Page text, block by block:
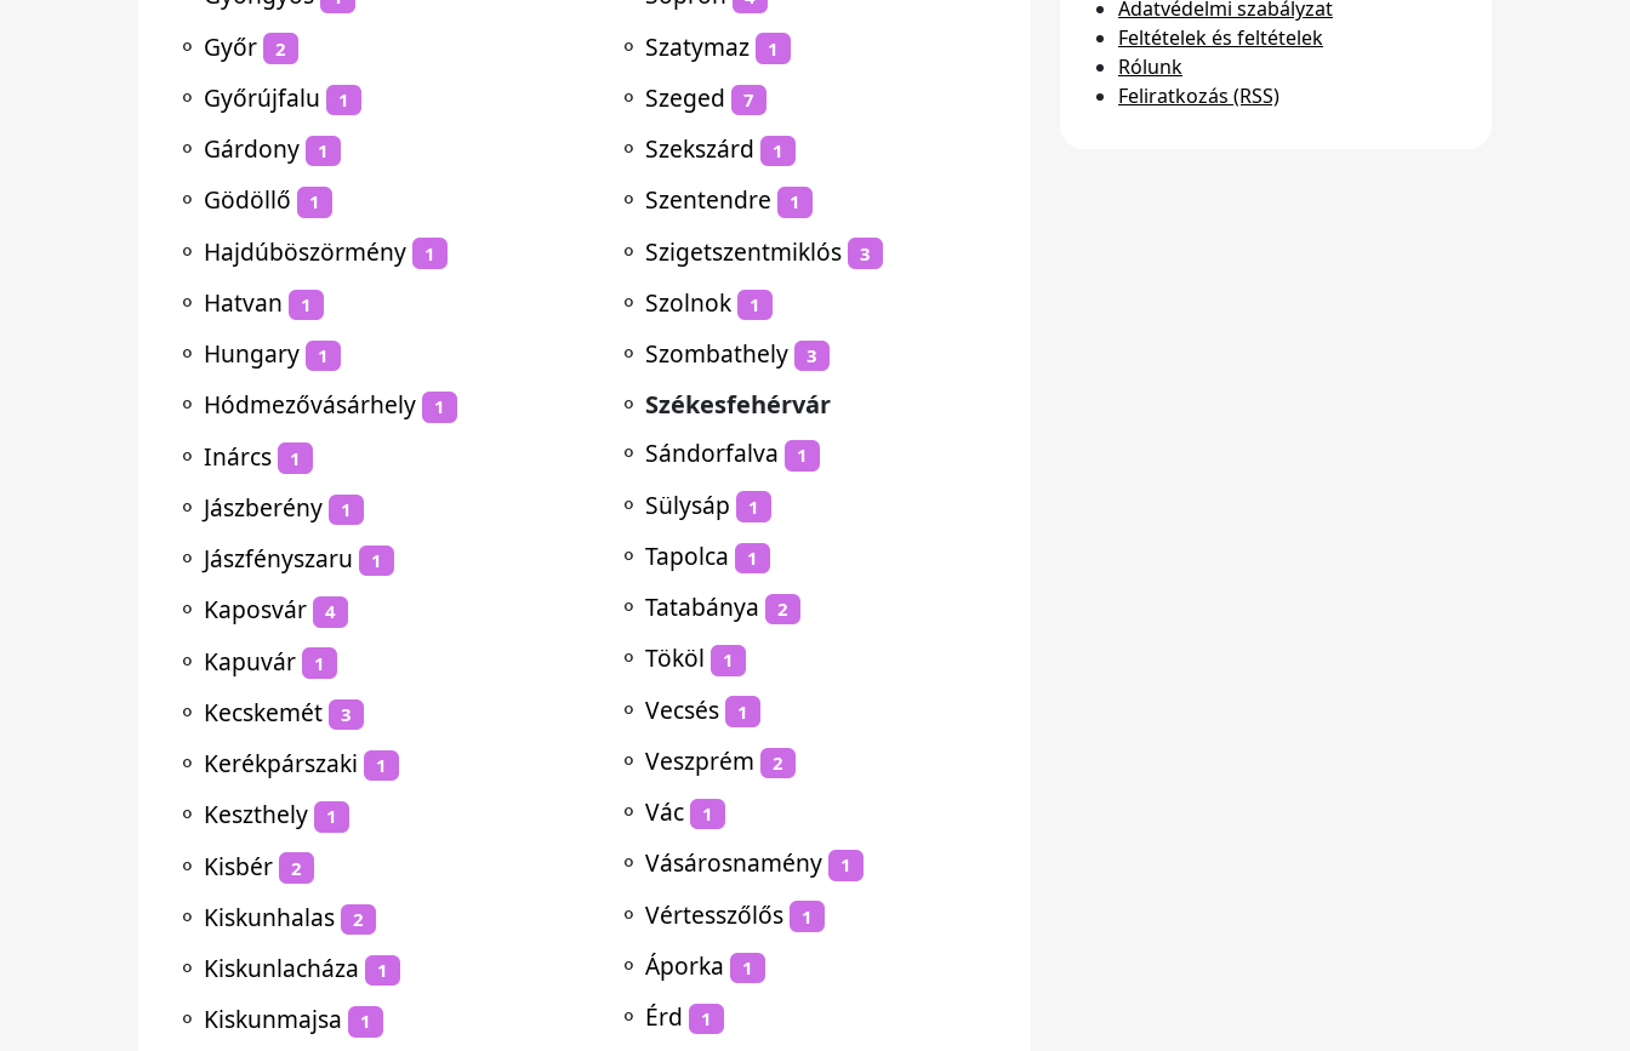
⚬ Győr 2
⚬ Győrújfalu 1
⚬ Gárdony 1
⚬ Gödöllő 1
⚬ Hajdúböszörmény 1
⚬ Hatvan 1
⚬ Hungary 1
⚬ Hódmezővásárhely 1
⚬ Inárcs 1
⚬ Jászberény 1
⚬ Jászfényszaru 1
⚬ Kaposvár 4
⚬ Kapuvár 1
⚬ Kecskemét 3
⚬ Kerékpárszaki 1
⚬ Keszthely 1
⚬ Kisbér 2
⚬ Kiskunhalas 2
⚬ Kiskunlacháza 1
⚬ Kiskunmajsa 1
⚬ Szatymaz 1
⚬ Szeged 7
⚬ Szekszárd 1
⚬ Szentendre 1
⚬ Szigetszentmiklós 3
⚬ Szolnok 1
⚬ Szombathely 3
⚬ Székesfehérvár
⚬ Sándorfalva 1
⚬ Sülysáp 1
⚬ Tapolca 1
⚬ Tatabánya 2
⚬ Tököl 1
⚬ Vecsés 1
⚬ Veszprém 2
⚬ Vác 1
⚬ Vásárosnamény 1
⚬ Vértesszőlős 1
⚬ Áporka 1
⚬ Érd 1
Adatvédelmi szabályzat
Feltételek és feltételek
Rólunk
Feliratkozás (RSS)